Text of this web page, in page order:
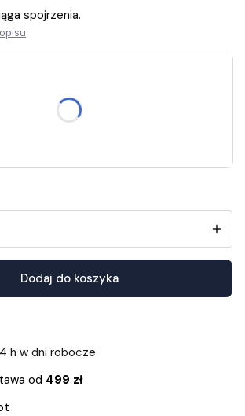
spojrzenia.
znajdziesz w opisie.
Dodaj do koszyka
h w dni robocze
od 499 zł